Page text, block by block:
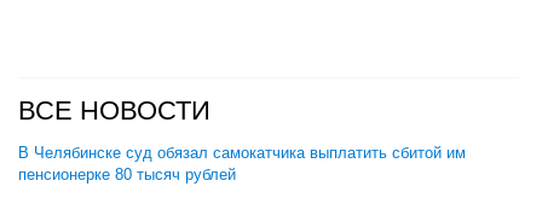
ВСЕ НОВОСТИ
В Челябинске суд обязал самокатчика выплатить сбитой им
пенсионерке 80 тысяч рублей